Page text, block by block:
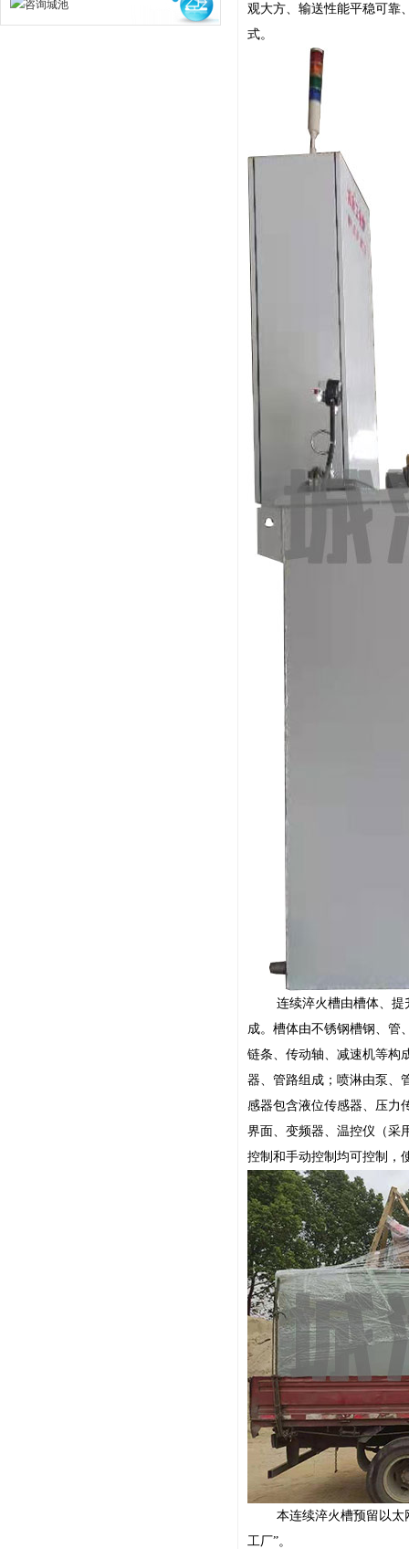
观大方、输送性能平稳可靠
式。
连续淬火槽由槽体、提升
成。槽体由不锈钢槽钢、管
链条、传动轴、减速机等构
器、管路组成；喷淋由泵、
感器包含液位传感器、压力
界面、变频器、温控仪（采
控制和手动控制均可控制，
本连续淬火槽预留以太网
工厂”。